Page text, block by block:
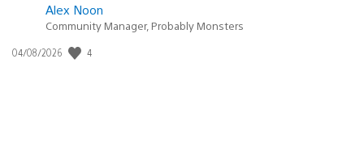
Alex Noon
Community Manager, Probably Monsters
Date
04/08/2026 4